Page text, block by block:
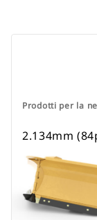
Prodotti per la
2.134mm